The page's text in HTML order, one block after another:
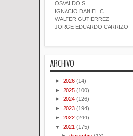
OSVALDO S.
IGNACIO DANIEL C.
WALTER GUTIERREZ
JORGE EDUARDO CARRIZO
ARCHIVO
► 2026 (14)
► 2025 (100)
► 2024 (126)
► 2023 (194)
► 2022 (244)
▼ 2021 (175)